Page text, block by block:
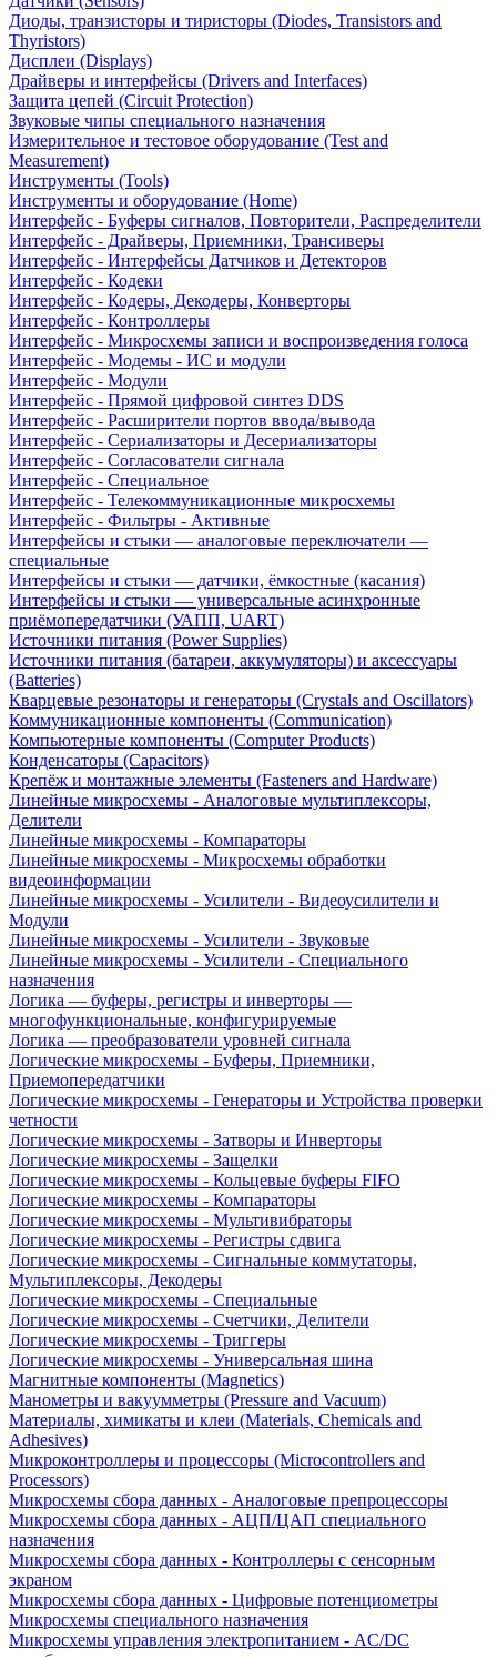
Диоды, транзисторы и тиристоры (Diodes, Transistors and
Thyristors)
Дисплеи (Displays)
Драйверы и интерфейсы (Drivers and Interfaces)
Защита цепей (Circuit Protection)
Звуковые чипы специального назначения
Измерительное и тестовое оборудование (Test and
Measurement)
Инструменты (Tools)
Инструменты и оборудование (Home)
Интерфейс - Буферы сигналов, Повторители, Распределители
Интерфейс - Драйверы, Приемники, Трансиверы
Интерфейс - Интерфейсы Датчиков и Детекторов
Интерфейс - Кодеки
Интерфейс - Кодеры, Декодеры, Конверторы
Интерфейс - Контроллеры
Интерфейс - Микросхемы записи и воспроизведения голоса
Интерфейс - Модемы - ИС и модули
Интерфейс - Модули
Интерфейс - Прямой цифровой синтез DDS
Интерфейс - Расширители портов ввода/вывода
Интерфейс - Сериализаторы и Десериализаторы
Интерфейс - Согласователи сигнала
Интерфейс - Специальное
Интерфейс - Телекоммуникационные микросхемы
Интерфейс - Фильтры - Активные
Интерфейсы и стыки — аналоговые переключатели —
специальные
Интерфейсы и стыки — датчики, ёмкостные (касания)
Интерфейсы и стыки — универсальные асинхронные
приёмопередатчики (УАПП, UART)
Источники питания (Power Supplies)
Источники питания (батареи, аккумуляторы) и аксессуары
(Batteries)
Кварцевые резонаторы и генераторы (Crystals and Oscillators)
Коммуникационные компоненты (Communication)
Компьютерные компоненты (Computer Products)
Конденсаторы (Capacitors)
Крепёж и монтажные элементы (Fasteners and Hardware)
Линейные микросхемы - Аналоговые мультиплексоры,
Делители
Линейные микросхемы - Компараторы
Линейные микросхемы - Микросхемы обработки
видеоинформации
Линейные микросхемы - Усилители - Видеоусилители и
Модули
Линейные микросхемы - Усилители - Звуковые
Линейные микросхемы - Усилители - Специального
назначения
Логика — буферы, регистры и инверторы —
многофункциональные, конфигурируемые
Логика — преобразователи уровней сигнала
Логические микросхемы - Буферы, Приемники,
Приемопередатчики
Логические микросхемы - Генераторы и Устройства проверки
четности
Логические микросхемы - Затворы и Инверторы
Логические микросхемы - Защелки
Логические микросхемы - Кольцевые буферы FIFO
Логические микросхемы - Компараторы
Логические микросхемы - Мультивибраторы
Логические микросхемы - Регистры сдвига
Логические микросхемы - Сигнальные коммутаторы,
Мультиплексоры, Декодеры
Логические микросхемы - Специальные
Логические микросхемы - Счетчики, Делители
Логические микросхемы - Триггеры
Логические микросхемы - Универсальная шина
Магнитные компоненты (Magnetics)
Манометры и вакуумметры (Pressure and Vacuum)
Материалы, химикаты и клеи (Materials, Chemicals and
Adhesives)
Микроконтроллеры и процессоры (Microcontrollers and
Processors)
Микросхемы сбора данных - Аналоговые препроцессоры
Микросхемы сбора данных - АЦП/ЦАП специального
назначения
Микросхемы сбора данных - Контроллеры с сенсорным
экраном
Микросхемы сбора данных - Цифровые потенциометры
Микросхемы специального назначения
Микросхемы управления электропитанием - AC/DC